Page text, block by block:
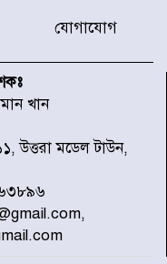
নির্ধারিত কর্মসূচিতে
সংস্থার পিরোজপুর
যোগাযোগ
খান
উত্তরা মডেল টাউন,